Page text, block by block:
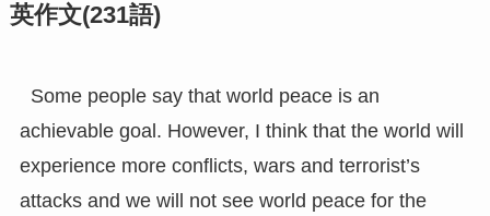
英作文(231語)
Some people say that world peace is an
achievable goal. However, I think that the world will
experience more conflicts, wars and terrorist’s
attacks and we will not see world peace for the